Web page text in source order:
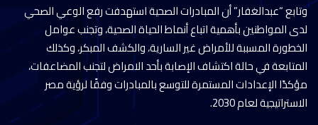
وتابع “عبدالغفار” أن المبادرات الصحية استهدفت رفع الوعي الصحي
لدى المواطنين بأهمية اتباع أنماط الحياة الصحية، وتجنب عوامل
الخطورة المسببة للأمراض غير السارية، والكشف المبكر، وكذلك
المتابعة في حالة اكتشاف الإصابة بأحد الامراض لتجنب المضاعفات،
مؤكدًا الإعدادات المستمرة للتوسع بالمبادرات وفقًا لرؤية مصر
الاستراتيجية لعام 2030.